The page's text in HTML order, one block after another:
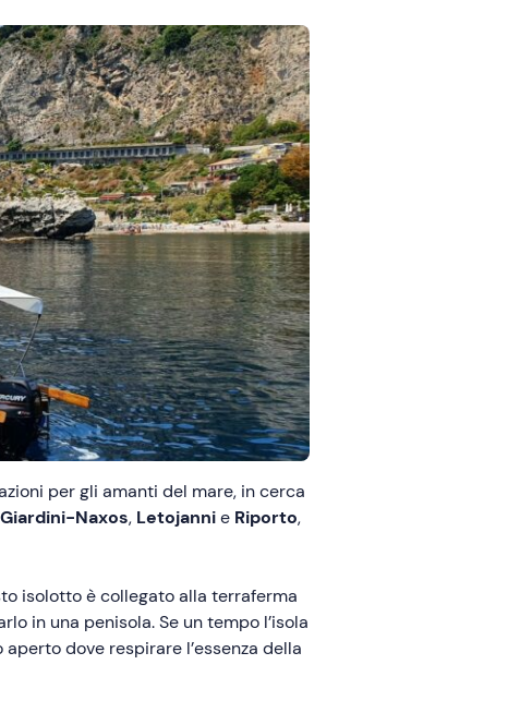
per gli amanti del mare, in cerca
Giardini-Naxos, Letojannie Riporto,
isolotto è collegato alla terraferma
in una penisola. Se un tempo l’isola
dove respirare l’essenza della